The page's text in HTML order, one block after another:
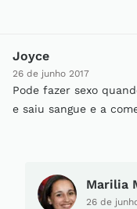
Joyce
26 de junho 2017
Pode fazer sexo
e saiu sangue e a
Marilia
26 de